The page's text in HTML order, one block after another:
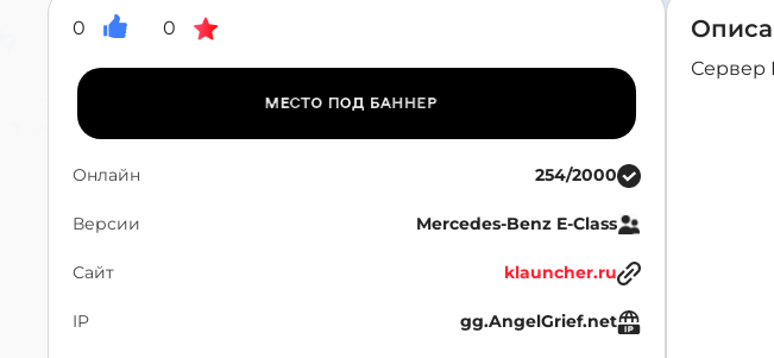
0 0
Онлайн 254/2000
Версии Mercedes-Benz E-Class
Сайт klauncher.ru
IP gg.AngelGrief.net
Сервер